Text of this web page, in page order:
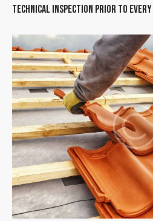
TECHNICAL INSPECTION PRIOR TO